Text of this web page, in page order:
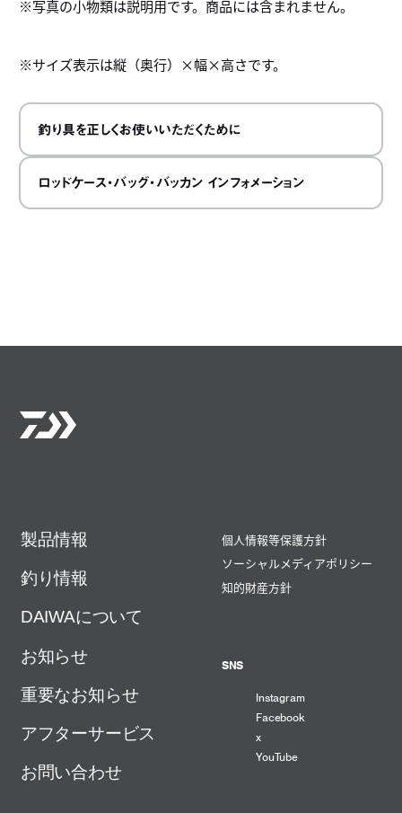
※写真の小物類は説明用です。商品には含まれません。
※サイズ表示は縦（奥行）×幅×高さです。
釣り具を正しくお使いいただくために
ロッドケース・バッグ・バッカン インフォメーション
製品情報
釣り情報
DAIWAについて
お知らせ
重要なお知らせ
アフターサービス
お問い合わせ
個人情報等保護方針
ソーシャルメディアポリシー
知的財産方針
SNS
Instagram
Facebook
x
YouTube